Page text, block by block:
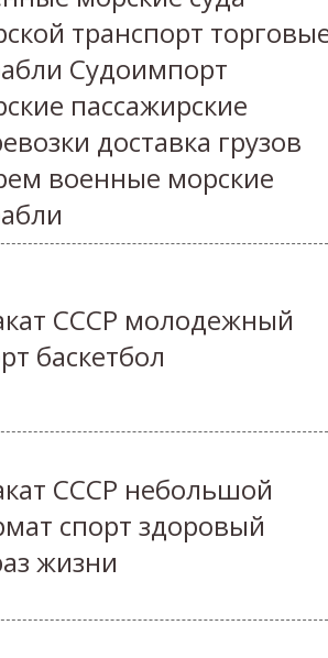
транспорт
Судоимпорт
пассажирские
доставка грузов
военные морские
СССР молодежный
баскетбол
СССР небольшой
спорт здоровый
жизни